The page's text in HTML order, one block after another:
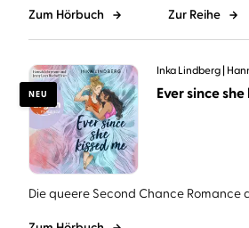
Zum Hörbuch Zur Reihe
NEU
Inka Lindberg
Ever since
Die queere Second Chance Romance